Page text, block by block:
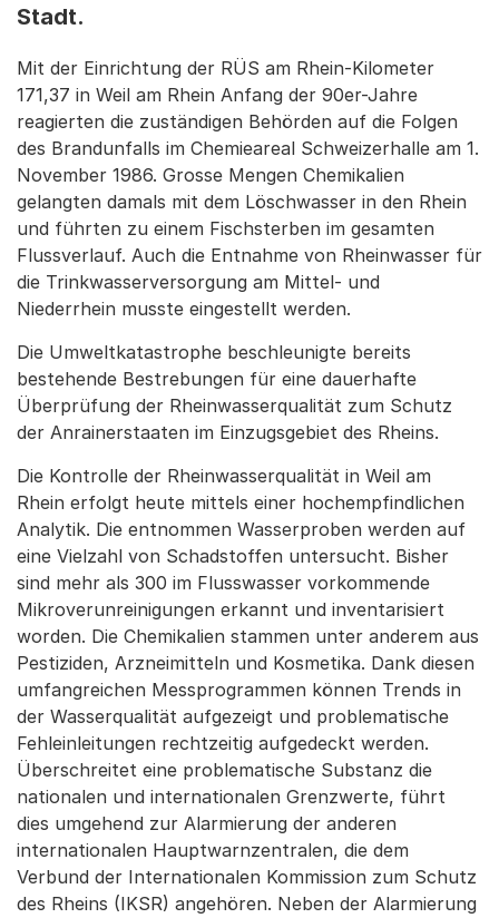
Stadt.
Mit der Einrichtung der RÜS am Rhein-Kilometer
171,37 in Weil am Rhein Anfang der 90er-Jahre
reagierten die zuständigen Behörden auf die Folgen
des Brandunfalls im Chemieareal Schweizerhalle am 1.
November 1986. Grosse Mengen Chemikalien
gelangten damals mit dem Löschwasser in den Rhein
und führten zu einem Fischsterben im gesamten
Flussverlauf. Auch die Entnahme von Rheinwasser für
die Trinkwasserversorgung am Mittel- und
Niederrhein musste eingestellt werden.
Die Umweltkatastrophe beschleunigte bereits
bestehende Bestrebungen für eine dauerhafte
Überprüfung der Rheinwasserqualität zum Schutz
der Anrainerstaaten im Einzugsgebiet des Rheins.
Die Kontrolle der Rheinwasserqualität in Weil am
Rhein erfolgt heute mittels einer hochempfindlichen
Analytik. Die entnommen Wasserproben werden auf
eine Vielzahl von Schadstoffen untersucht. Bisher
sind mehr als 300 im Flusswasser vorkommende
Mikroverunreinigungen erkannt und inventarisiert
worden. Die Chemikalien stammen unter anderem aus
Pestiziden, Arzneimitteln und Kosmetika. Dank diesen
umfangreichen Messprogrammen können Trends in
der Wasserqualität aufgezeigt und problematische
Fehleinleitungen rechtzeitig aufgedeckt werden.
Überschreitet eine problematische Substanz die
nationalen und internationalen Grenzwerte, führt
dies umgehend zur Alarmierung der anderen
internationalen Hauptwarnzentralen, die dem
Verbund der Internationalen Kommission zum Schutz
des Rheins (IKSR) angehören. Neben der Alarmierung